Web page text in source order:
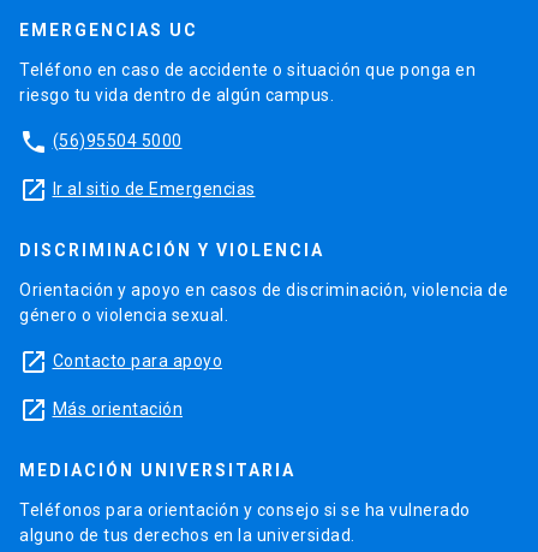
EMERGENCIAS UC
Teléfono en caso de accidente o situación que ponga en
riesgo tu vida dentro de algún campus.
phone (56)95504 5000
launch Ir al sitio de Emergencias
DISCRIMINACIÓN Y VIOLENCIA
Orientación y apoyo en casos de discriminación, violencia de
género o violencia sexual.
launch Contacto para apoyo
launch Más orientación
MEDIACIÓN UNIVERSITARIA
Teléfonos para orientación y consejo si se ha vulnerado
alguno de tus derechos en la universidad.